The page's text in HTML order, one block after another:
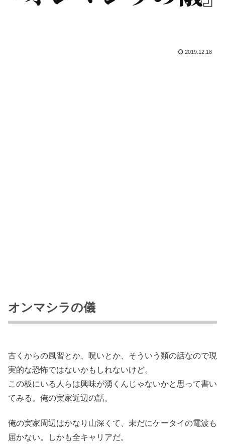
2019.12.18
オンマシラの儀
古くからの風習とか、呪いとか、そういう類の話なので現
実的な恐怖ではないかもしれないけど。
この板にいる人らは興味が湧くんじゃないかと思って書い
てみる。俺の実家近辺の話。
俺の実家周辺はかなり山深くて、未だにケータイの電波も
届かない。しかも全キャリアだ。